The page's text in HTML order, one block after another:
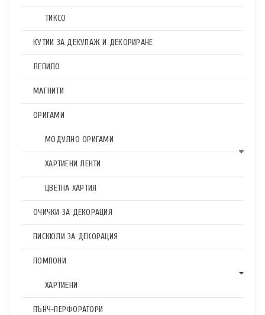
ТИКСО
КУТИИ ЗА ДЕКУПАЖ И ДЕКОРИРАНЕ
ЛЕПИЛО
МАГНИТИ
ОРИГАМИ
МОДУЛНО ОРИГАМИ
ХАРТИЕНИ ЛЕНТИ
ЦВЕТНА ХАРТИЯ
ОЧИЧКИ ЗА ДЕКОРАЦИЯ
ПИСКЮЛИ ЗА ДЕКОРАЦИЯ
ПОМПОНИ
ХАРТИЕНИ
ПЪНЧ-ПЕРФОРАТОРИ